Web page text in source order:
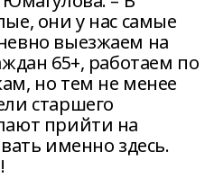
они у нас самые
выезжаем на
65+, работаем по
но тем не менее
старшего
прийти на
именно здесь.